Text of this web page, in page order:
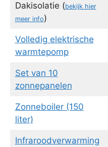
Dakisolatie (bekijk hier
meer info)
Volledig elektrische
warmtepomp
Set van 10
zonnepanelen
Zonneboiler (150
liter)
Infraroodverwarming